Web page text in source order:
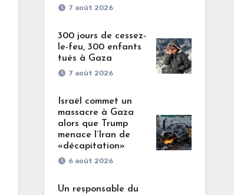
7 août 2026
300 jours de cessez-
le-feu, 300 enfants
tués à Gaza
7 août 2026
Israël commet un
massacre à Gaza
alors que Trump
menace l’Iran de
«décapitation»
6 août 2026
Un responsable du